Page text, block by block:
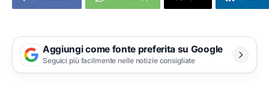
Aggiungi come fonte preferita su Google
Seguici più facilmente nelle notizie consigliate